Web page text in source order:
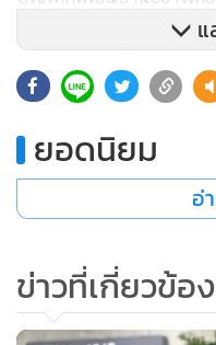
ช่วยฯ กระทรวงสาธารณสุข
เป็นแนวยาว 650 กิโลเมต
ร่างกายในสนามบินหลายแ
ประเทศ" เขากล่าว
ยอดนิยม
อ่
ข่าวที่เกี่ยวข้อง